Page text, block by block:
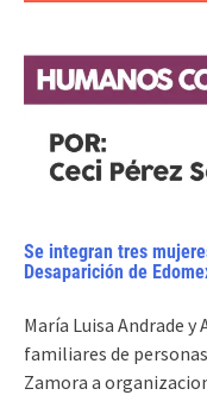
Se integran tres
Desaparición de
María Luisa Andrade
familiares de
Zamora a